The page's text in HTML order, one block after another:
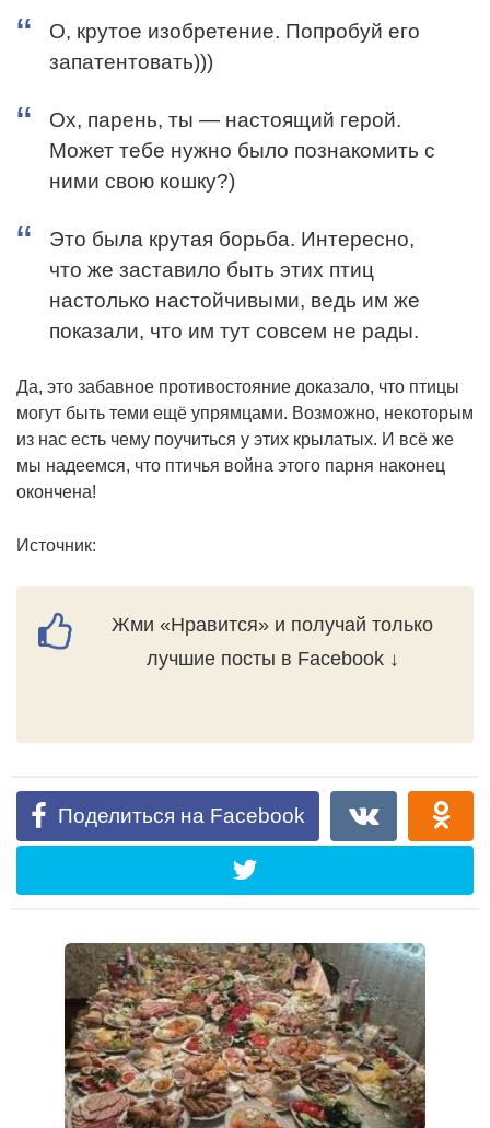
О, крутое изобретение. Попробуй его
запатентовать)))
Ох, парень, ты — настоящий герой.
Может тебе нужно было познакомить с
ними свою кошку?)
Это была крутая борьба. Интересно,
что же заставило быть этих птиц
настолько настойчивыми, ведь им же
показали, что им тут совсем не рады.
Да, это забавное противостояние доказало, что птицы
могут быть теми ещё упрямцами. Возможно, некоторым
из нас есть чему поучиться у этих крылатых. И всё же
мы надеемся, что птичья война этого парня наконец
окончена!
Источник:
Жми «Нравится» и получай только
лучшие посты в Facebook ↓
Поделиться на Facebook